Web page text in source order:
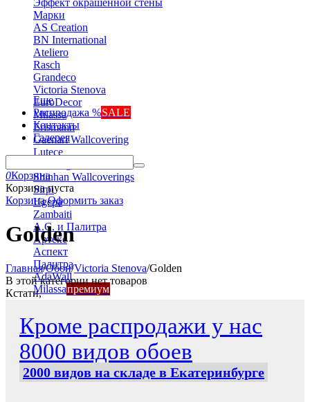
Эффект окрашенной стены
Марки
AS Creation
BN International
Ateliero
Rasch
Grandeco
Victoria Stenova
EuroDecor
Milassa
Erismann
Gaenari Wallcovering
Lutece
Shinhan Wallcoverings
Sirpi
Ugepa
Zambaiti
А.С. и Палитра
Артекс
Аспект
Палитра
AdaWall
Milassaпремиум
Еще
Распродажа %SALE
Контакты
Галерея
0Корзина
Корзина пуста
Корзина Оформить заказ
Golden
Главная/Обои/Victoria Stenova/Golden
В этой категории нет товаров
Кстати,
Кроме распродажи у нас
8000 видов обоев
2000 видов на складе в Екатеринбурге